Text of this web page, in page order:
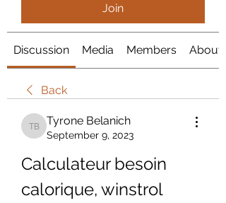
Join
Discussion Media Members About
Back
Tyrone Belanich
Tyrone Belanich
September 9, 2023
Calculateur besoin
calorique, winstrol